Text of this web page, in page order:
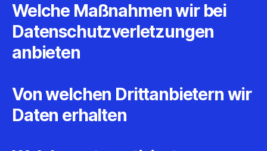
Welche Maßnahmen wir bei
Datenschutzverletzungen
anbieten
Von welchen Drittanbietern wir
Daten erhalten